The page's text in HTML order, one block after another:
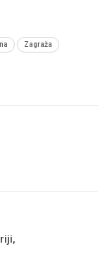
Zagraža